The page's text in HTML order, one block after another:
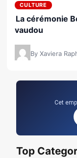
CULTURE
La cérémonie
vaudou
By Xaviera
Cet
Top